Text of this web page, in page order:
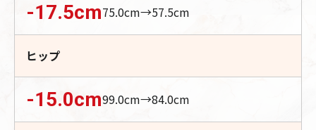
-17.5cm75.0cm→57.5cm
ヒップ
-15.0cm99.0cm→84.0cm